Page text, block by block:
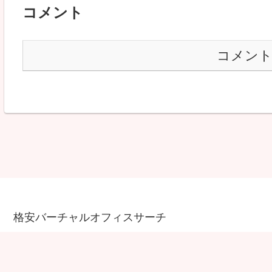
コメント
コメン
格安バーチャルオフィスサーチ